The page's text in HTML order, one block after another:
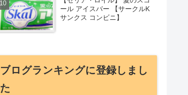
ール アイスバー 【サークルK
サンクス コンビニ】
ブログランキングに登録しまし
た